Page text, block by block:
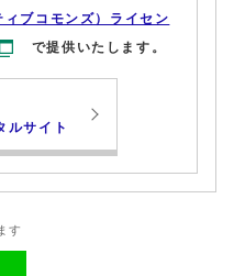
ブコモンズ）ライセン
で提供いたします。
ルサイト
す